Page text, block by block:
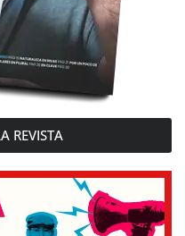
REVISTA